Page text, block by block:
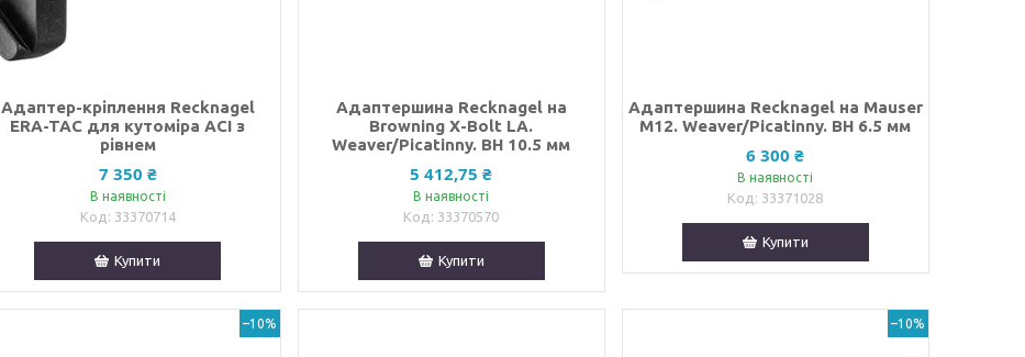
Адаптер-кріплення Recknagel
ERA-TAC для кутоміра ACI з
рівнем
7 350 ₴
В наявності
33370714
Купити
Адаптершина Recknagel на
Browning X-Bolt LA.
Weaver/Picatinny. BH 10.5 мм
5 412,75 ₴
В наявності
33370570
Купити
Адаптершина Recknagel на Mauser
M12. Weaver/Picatinny. BH 6.5 мм
6 300 ₴
В наявності
33371028
Купити
–10% –10%